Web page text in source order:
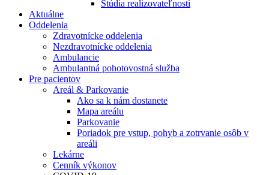
Štúdia realizovateľnosti
Aktuálne
Oddelenia
Zdravotnícke oddelenia
Nezdravotnícke oddelenia
Ambulancie
Ambulantná pohotovostná služba
Pre pacientov
Areál & Parkovanie
Ako sa k nám dostanete
Mapa areálu
Parkovanie
Poriadok pre vstup, pohyb a zotrvanie osôb v
areáli
Lekárne
Cenník výkonov